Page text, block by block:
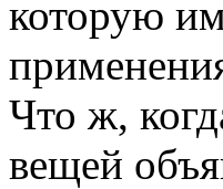
которую
Что ж,
вещей